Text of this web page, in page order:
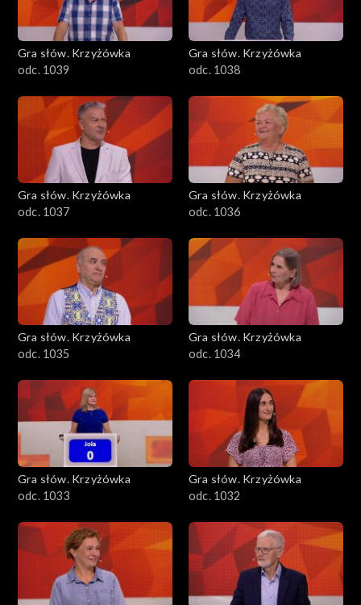
Gra słów. Krzyżówka
odc. 1039
Gra słów. Krzyżówka
odc. 1038
Gra słów. Krzyżówka
odc. 1037
Gra słów. Krzyżówka
odc. 1036
Gra słów. Krzyżówka
odc. 1035
Gra słów. Krzyżówka
odc. 1034
Gra słów. Krzyżówka
odc. 1033
Gra słów. Krzyżówka
odc. 1032